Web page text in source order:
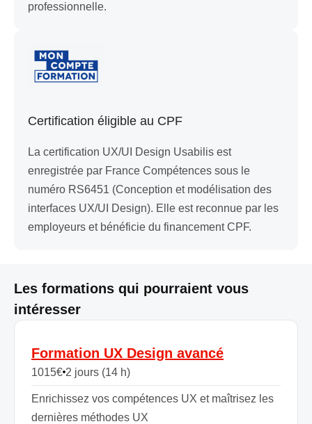
professionnelle.
Certification éligible au CPF
La certification UX/UI Design Usabilis est
enregistrée par France Compétences sous le
numéro RS6451 (Conception et modélisation des
interfaces UX/UI Design). Elle est reconnue par les
employeurs et bénéficie du financement CPF.
Les formations qui pourraient vous
intéresser
Formation UX Design avancé
1015€ 2 jours (14 h)
Enrichissez vos compétences UX et maîtrisez les
dernières méthodes UX